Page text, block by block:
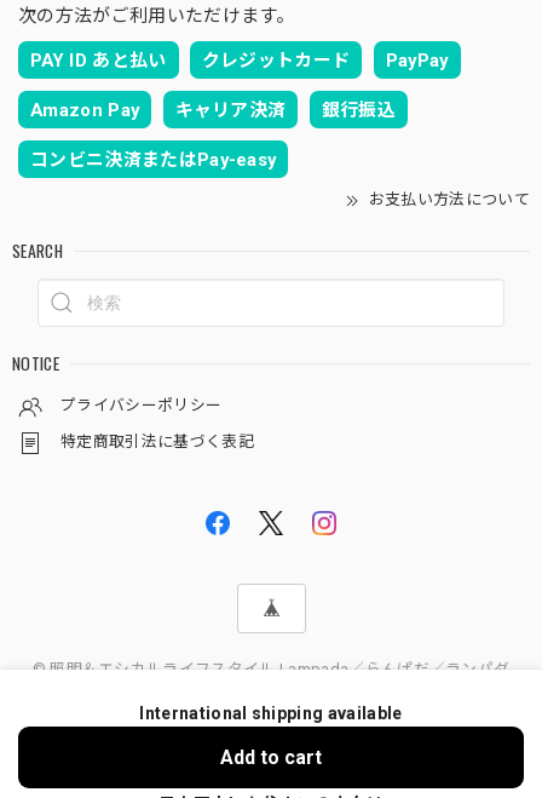
次の方法がご利用いただけます。
PAY ID あと払い クレジットカード PayPay
Amazon Pay キャリア決済 銀行振込
コンビニ決済またはPay-easy
お支払い方法について
SEARCH
NOTICE
プライバシーポリシー
特定商取引法に基づく表記
© 照明＆エシカルライフスタイル Lampada／らんぱだ／ランパダ
International shipping available
Add to cart